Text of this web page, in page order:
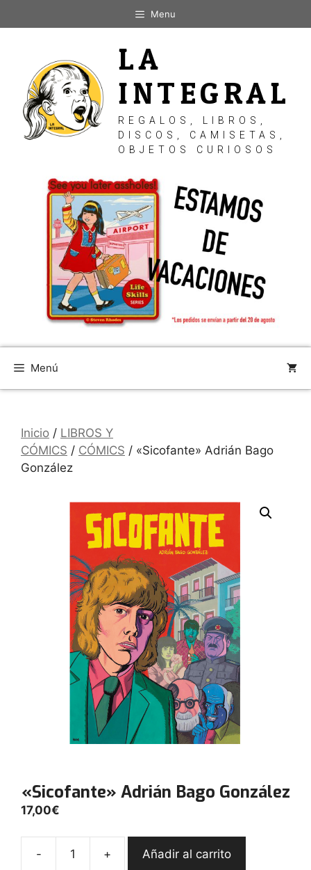
al
Menu
LA
INTEGRAL
REGALOS, LIBROS,
DISCOS, CAMISETAS,
OBJETOS CURIOSOS
Menú
Inicio / LIBROS Y
CÓMICS / CÓMICS / «Sicofante» Adrián Bago
González
«Sicofante» Adrián Bago González
17,00€
-
"Sicofante"
+ Añadir al carrito